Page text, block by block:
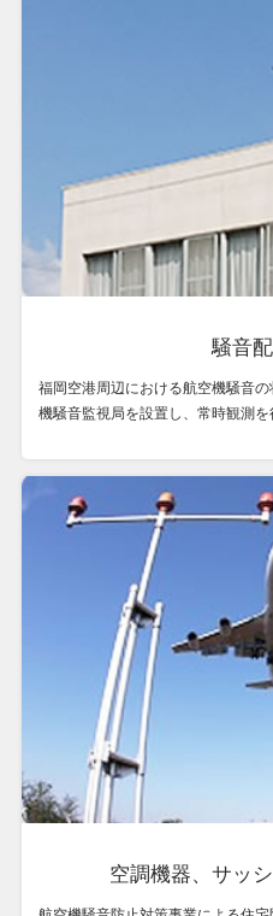
騒音
福岡空港周辺における航空機騒音
機騒音監視局を設置し、常時観測を
空調機器、サッ